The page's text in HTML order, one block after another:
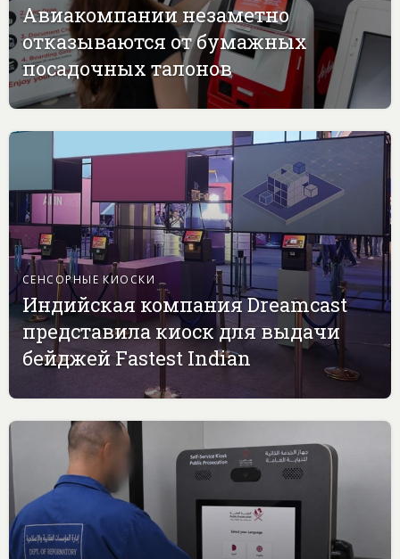
Авиакомпании незаметно
отказываются от бумажных
посадочных талонов
СЕНСОРНЫЕ КИОСКИ
Индийская компания Dreamcast
представила киоск для выдачи
бейджей Fastest Indian